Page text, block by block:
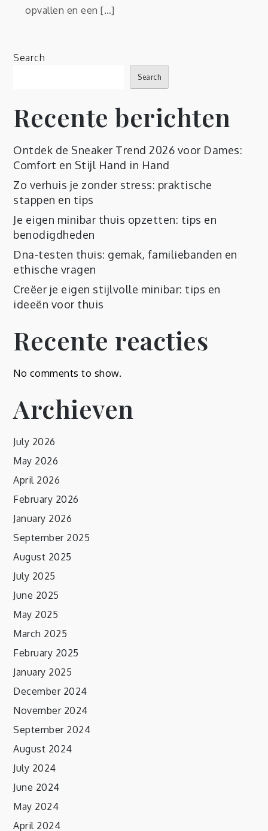
opvallen en een […]
Search
Search
Recente berichten
Ontdek de Sneaker Trend 2026 voor Dames:
Comfort en Stijl Hand in Hand
Zo verhuis je zonder stress: praktische
stappen en tips
Je eigen minibar thuis opzetten: tips en
benodigdheden
Dna-testen thuis: gemak, familiebanden en
ethische vragen
Creëer je eigen stijlvolle minibar: tips en
ideeën voor thuis
Recente reacties
No comments to show.
Archieven
July 2026
May 2026
April 2026
February 2026
January 2026
September 2025
August 2025
July 2025
June 2025
May 2025
March 2025
February 2025
January 2025
December 2024
November 2024
September 2024
August 2024
July 2024
June 2024
May 2024
April 2024